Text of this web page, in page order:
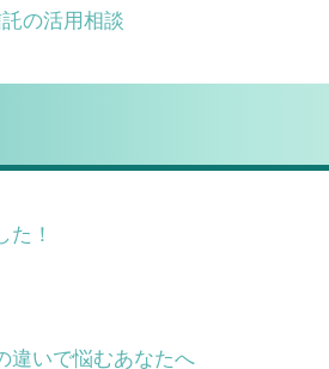
の活用相談
！
違いで悩むあなたへ